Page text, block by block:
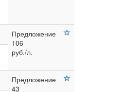
Предложение
106
руб./л.
Предложение
43